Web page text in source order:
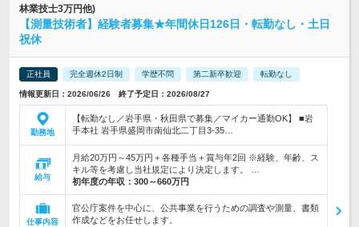
林業技士3万円他)
【測量技術者】経験者募集★年間休日126日・転勤なし・土日
祝休
正社員 完全週休2日制 学歴不問 第二新卒歓迎 転勤なし
情報更新日：2026/06/26 終了予定日：2026/08/27
勤務地
【転勤なし／岩手県・秋田県で募集／マイカー通勤OK】 ■岩
手本社 岩手県盛岡市南仙北二丁目3-35…
給与
月給20万円～45万円＋各種手当＋賞与年2回 ※経験、年齢、ス
キル等を考慮し当社規定により決定します。 …
初年度の年収： 300～660万円
仕事内容
官公庁案件を中心に、公共事業を行うための調査や測量、書類
作成などをお任せします。